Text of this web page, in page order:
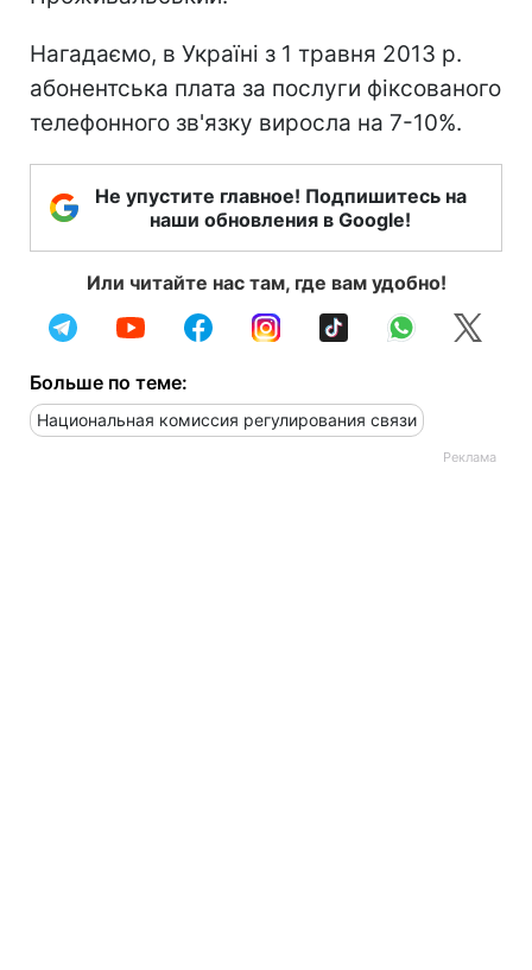
Нагадаємо, в Україні з 1 травня 2013 р.
абонентська плата за послуги фіксованого
телефонного зв'язку виросла на 7-10%.
Не упустите главное! Подпишитесь на
наши обновления в Google!
Или читайте нас там, где вам удобно!
Больше по теме:
Национальная комиссия регулирования связи